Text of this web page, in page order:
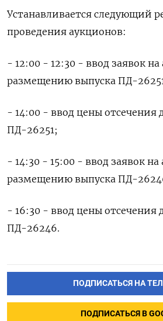
Устанавливается следующий
проведения аукционов:
- 12:00 - 12:30 - ввод заявок
размещению выпуска ПД-
- 14:00 - ввод цены отсечения
ПД-26251;
- 14:30 - 15:00 - ввод заявок на
размещению выпуска ПД-
- 16:30 - ввод цены отсечения
ПД-26246.
ПОДПИСАТЬСЯ НА
ПОДПИСАТЬСЯ В